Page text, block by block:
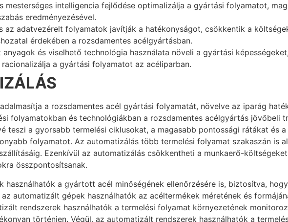
mesterséges intelligencia fejlődése optimalizálja a gyártási folyamatot,
eredményezésével.
az adatvezérelt folyamatok javítják a hatékonyságot, csökkentik a
érdekében a rozsdamentes acélgyártásban.
és viselhető technológia használata növeli a gyártási
a gyártási folyamatot az acéliparban.
a rozsdamentes acél gyártási folyamatát, növelve az iparág
folyamatokban és technológiákban a rozsdamentes acélgyártás jövőbeli
teszi a gyorsabb termelési ciklusokat, a magasabb pontossági rátákat és
folyamatot. Az automatizálás több termelési folyamat szakaszán is
Ezenkívül az automatizálás csökkentheti a munkaerő-
összpontosítsanak.
használhatók a gyártott acél minőségének ellenőrzésére is, biztosítva,
automatizált gépek használhatók az acéltermékek méretének és
rendszerek használhatók a termelési folyamat környezetének
történjen. Végül, az automatizált rendszerek használhatók a